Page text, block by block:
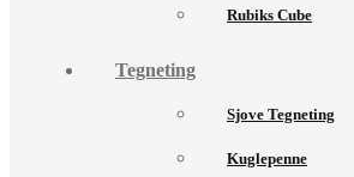
Rubiks Cube
Tegneting
Sjove Tegneting
Kuglepenne